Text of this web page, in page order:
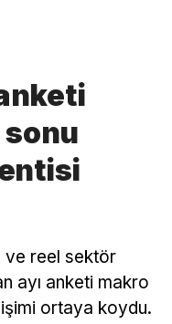
sonu
ve reel sektör
ayı anketi makro
ortaya koydu.